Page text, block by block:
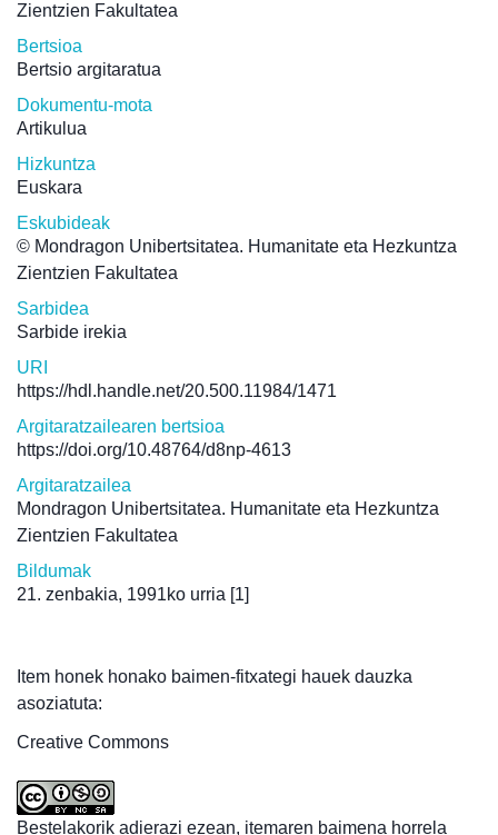
Zientzien Fakultatea
Bertsioa
Bertsio argitaratua
Dokumentu-mota
Artikulua
Hizkuntza
Euskara
Eskubideak
© Mondragon Unibertsitatea. Humanitate eta Hezkuntza
Zientzien Fakultatea
Sarbidea
Sarbide irekia
URI
https://hdl.handle.net/20.500.11984/1471
Argitaratzailearen bertsioa
https://doi.org/10.48764/d8np-4613
Argitaratzailea
Mondragon Unibertsitatea. Humanitate eta Hezkuntza
Zientzien Fakultatea
Bildumak
21. zenbakia, 1991ko urria [1]
Item honek honako baimen-fitxategi hauek dauzka
asoziatuta:
Creative Commons
Bestelakorik adierazi ezean, itemaren baimena horrela